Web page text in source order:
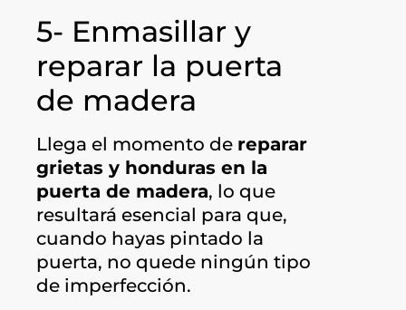
5- Enmasillar y
reparar la puerta
de madera
Llega el momento de reparar
grietas y honduras en la
puerta de madera, lo que
resultará esencial para que,
cuando hayas pintado la
puerta, no quede ningún tipo
de imperfección.